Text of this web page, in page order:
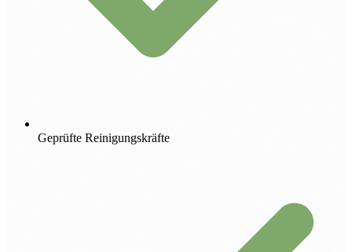
Geprüfte Reinigungskräfte